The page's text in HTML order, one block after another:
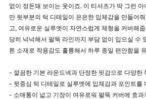
없이 정돈돼 보이는 옷이죠. 이 티셔츠가 딱 그런
만 뒷부분의 턱 디테일이 은은한 입체감을 만들어
고, 여유로운 실루엣이 자연스럽게 체형을 커버해
당히 넉넉해서 팔뚝 라인까지 부담 없이 입으실 수
튼 소재로 착용감도 훌륭해서 하루 종일 편안함을
- 깔끔한 기본 라운드넥과 단정한 핏감으로 다양한
- 뒷중심 턱 디테일로 실루엣에 입체감과 포인트를
- 소매통이 넓고 기장이 여유로워 팔뚝 커버에 효과